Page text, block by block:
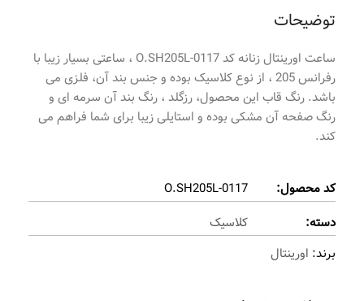
توضیحات
ساعت اورینتال زنانه کد O.SH205L-0117 ، ساعتی بسیار زیبا با
رفرانس 205 ، از نوع کلاسیک بوده و جنس بند آن، فلزی می
باشد. رنگ قاب این محصول، رزگلد ، رنگ بند آن سرمه ای و
رنگ صفحه آن مشکی بوده و استایلی زیبا برای شما فراهم می
کند.
کد محصول:
O.SH205L-0117
دسته:
کلاسیک
برند: اورینتال